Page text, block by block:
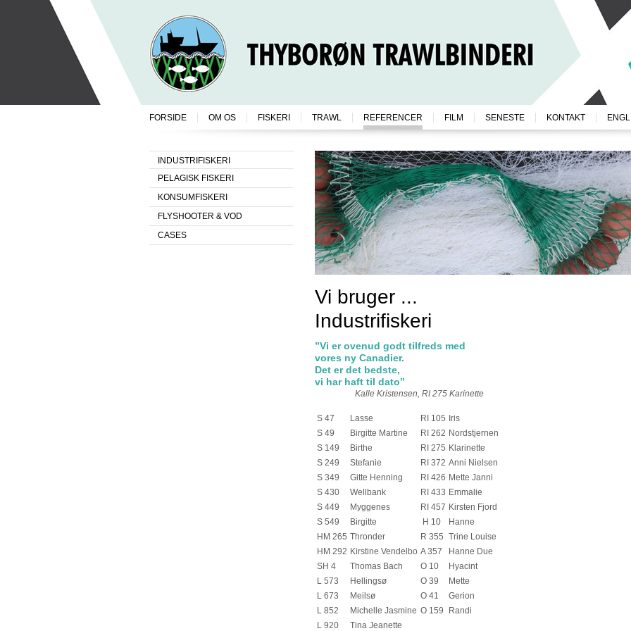
FORSIDE OM OS FISKERI TRAWL REFERENCER FILM SENESTE KONTAKT
INDUSTRIFISKERI
PELAGISK FISKERI
KONSUMFISKERI
FLYSHOOTER & VOD
CASES
Vi bruger ...
Industrifiskeri
”Vi er ovenud godt tilfreds med
vores ny Canadier.
Det er det bedste,
vi har haft til dato”
Kalle Kristensen, RI 275 Karinette
S 47 Lasse RI 105 Iris
S 49
Birgitte Martine RI 262 Nordstjernen
S 149
Birthe RI 275 Klarinette
S 249
Stefanie RI 372 Anni Nielsen
S 349
Gitte Henning RI 426 Mette Janni
S 430
Wellbank RI 433 Emmalie
S 449
Myggenes RI 457 Kirsten Fjord
S 549
Birgitte H 10
Hanne
HM 265 Thronder R 355 Trine Louise
HM 292 Kirstine Vendelbo A 357
Hanne Due
SH 4
Thomas Bach O 10
Hyacint
L 573
Hellingsø O 39
Mette
L 673
Meilsø O 41
Gerion
L 852
Michelle Jasmine O 159
Randi
L 920
Tina Jeanette